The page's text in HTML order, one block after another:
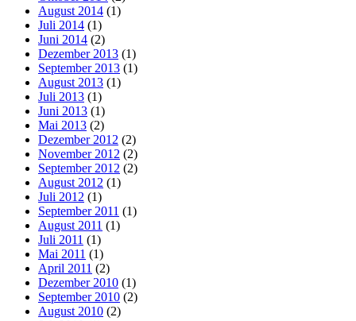
August 2014 (1)
Juli 2014 (1)
Juni 2014 (2)
Dezember 2013 (1)
September 2013 (1)
August 2013 (1)
Juli 2013 (1)
Juni 2013 (1)
Mai 2013 (2)
Dezember 2012 (2)
November 2012 (2)
September 2012 (2)
August 2012 (1)
Juli 2012 (1)
September 2011 (1)
August 2011 (1)
Juli 2011 (1)
Mai 2011 (1)
April 2011 (2)
Dezember 2010 (1)
September 2010 (2)
August 2010 (2)